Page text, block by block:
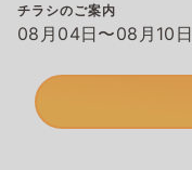
チラシのご案内
08月04日〜08月10